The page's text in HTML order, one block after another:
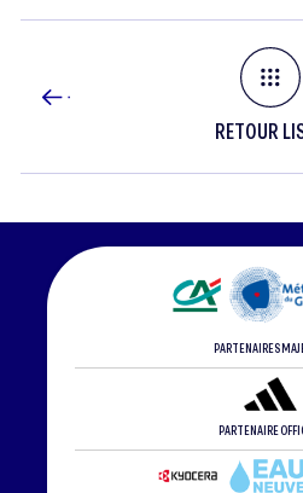
RETOUR
PARTENAIRES
PARTENAIRE